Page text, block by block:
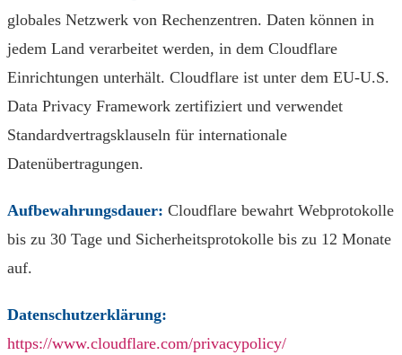
globales Netzwerk von Rechenzentren. Daten können in
jedem Land verarbeitet werden, in dem Cloudflare
Einrichtungen unterhält. Cloudflare ist unter dem EU-U.S.
Data Privacy Framework zertifiziert und verwendet
Standardvertragsklauseln für internationale
Datenübertragungen.
Aufbewahrungsdauer: Cloudflare bewahrt Webprotokolle
bis zu 30 Tage und Sicherheitsprotokolle bis zu 12 Monate
auf.
Datenschutzerklärung:
https://www.cloudflare.com/privacypolicy/